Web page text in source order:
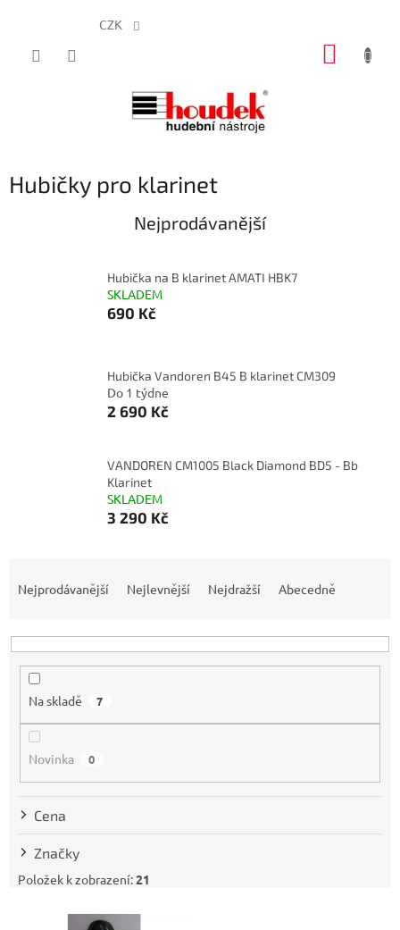
CZK
Hubičky pro klarinet
Nejprodávanější
Hubička na B klarinet AMATI HBK7
SKLADEM
690 Kč
Hubička Vandoren B45 B klarinet CM309
Do 1 týdne
2 690 Kč
VANDOREN CM1005 Black Diamond BD5 - Bb
Klarinet
SKLADEM
3 290 Kč
n
Nejprodávanější Nejlevnější Nejdražší Abecedně
Na skladě 7
Novinka 0
Cena
Značky
Položek k zobrazení:21